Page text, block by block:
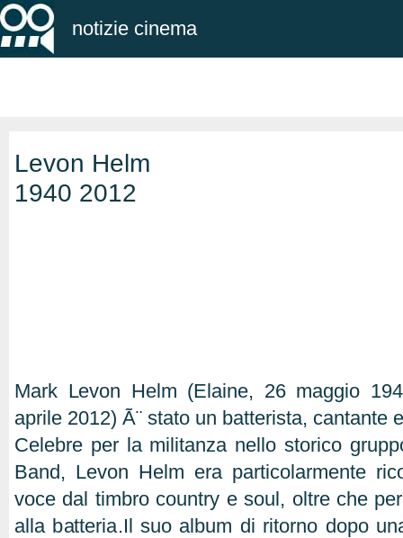
notizie cinema
Levon Helm
1940 2012
Mark Levon Helm (Elaine, 26 maggio
aprile 2012) Ã¨ stato un batterista, cantante
Celebre per la militanza nello storico
Band, Levon Helm era particolarmente
voce dal timbro country e soul, oltre che
alla batteria.Il suo album di ritorno dopo